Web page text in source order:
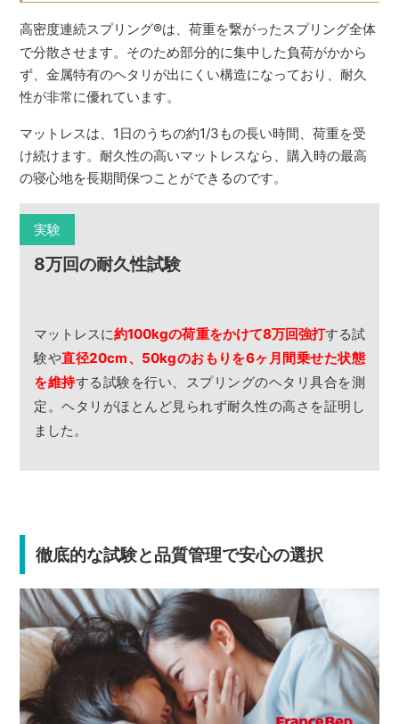
高密度連続スプリング®は、荷重を繋がったスプリング全体
で分散させます。そのため部分的に集中した負荷がかから
ず、金属特有のヘタリが出にくい構造になっており、耐久
性が非常に優れています。
マットレスは、1日のうちの約1/3もの長い時間、荷重を受
け続けます。耐久性の高いマットレスなら、購入時の最高
の寝心地を長期間保つことができるのです。
実験
8万回の耐久性試験
マットレスに約100kgの荷重をかけて8万回強打する試
験や直径20cm、50kgのおもりを6ヶ月間乗せた状態
を維持する試験を行い、スプリングのヘタリ具合を測
定。ヘタリがほとんど見られず耐久性の高さを証明し
ました。
徹底的な試験と品質管理で安心の選択